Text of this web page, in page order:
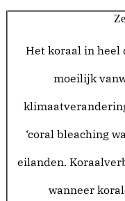
Het koraal in heel
moeilijk
‘coral bleaching
eilanden.
wanneer